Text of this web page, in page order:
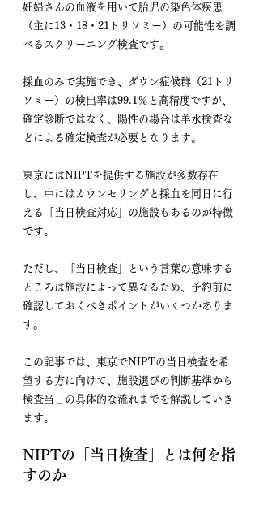
妊婦さんの血液を用いて胎児の染色体疾患
（主に13・18・21トリソミー）の可能性を調
べるスクリーニング検査です。
採血のみで実施でき、ダウン症候群（21トリ
ソミー）の検出率は99.1％と高精度ですが、
確定診断ではなく、陽性の場合は羊水検査な
どによる確定検査が必要となります。
東京にはNIPTを提供する施設が多数存在
し、中にはカウンセリングと採血を同日に行
える「当日検査対応」の施設もあるのが特徴
です。
ただし、「当日検査」という言葉の意味する
ところは施設によって異なるため、予約前に
確認しておくべきポイントがいくつかありま
す。
この記事では、東京でNIPTの当日検査を希
望する方に向けて、施設選びの判断基準から
検査当日の具体的な流れまでを解説していき
ます。
NIPTの「当日検査」とは何を指
すのか